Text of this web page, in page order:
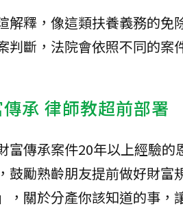
解釋，像這類扶養義務的免
判斷，法院會依照不同的案
承 律師教超前部署
富傳承案件20年以上經驗
鼓勵熟齡朋友提前做好財富
，關於分產你該知道的事，